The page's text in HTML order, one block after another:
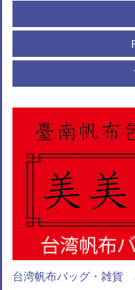
台湾帆布バッグ・雑貨